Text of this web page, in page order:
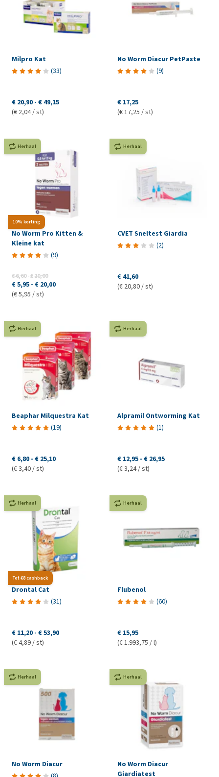
Milpro Kat
(33)
€ 20,90 - € 49,15
(€ 2,04 / st)
No Worm Diacur PetPaste
(9)
€ 17,25
(€ 17,25 / st)
10% korting
Herhaal
No Worm Pro Kitten &
Kleine kat
(9)
€ 6,60-€ 20,00
€ 5,95 - € 20,00
(€ 5,95 / st)
Herhaal
CVET Sneltest Giardia
(2)
€ 41,60
(€ 20,80 / st)
Herhaal
Beaphar Milquestra Kat
(19)
€ 6,80 - € 25,10
(€ 3,40 / st)
Herhaal
Alpramil Ontworming Kat
(1)
€ 12,95 - € 26,95
(€ 3,24 / st)
Tot €8 cashback
Herhaal
Drontal Cat
(31)
€ 11,20 - € 53,90
(€ 4,89 / st)
Herhaal
Flubenol
(60)
€ 15,95
(€ 1.993,75 / l)
Herhaal
No Worm Diacur
Herhaal
No Worm Diacur
Giardiatest